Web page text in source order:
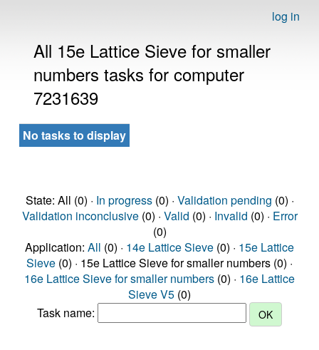
log in
All 15e Lattice Sieve for smaller
numbers tasks for computer
7231639
No tasks to display
State: All (0) · In progress(0) · Validation pending (0) ·
Validation inconclusive(0) · Valid (0) · Invalid (0) · Error
(0)
Application: All (0) · 14e Lattice Sieve (0) · 15e Lattice
Sieve (0) · 15e Lattice Sieve for smaller numbers (0) ·
16e Lattice Sieve for smaller numbers (0) · 16e Lattice
Sieve V5 (0)
Task name: